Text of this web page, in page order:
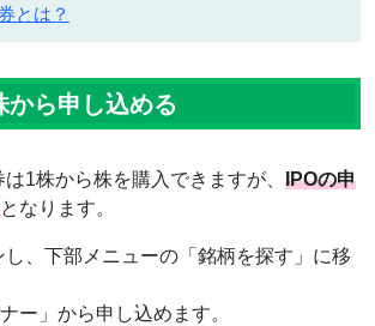
とは？
から申し込める
1株から株を購入できますが、 IPOの申
となります。
、下部メニューの「銘柄を探す」に移
ー」から申し込めます。